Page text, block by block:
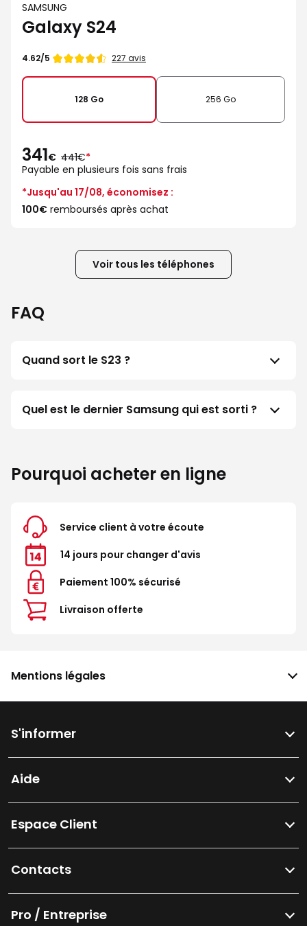
SAMSUNG
Galaxy S24
Note
4.62/5 227 avis
128 Go 256 Go
341€ au
lieu
de
441€*
Payable en plusieurs fois sans frais
*Jusqu'au 17/08, économisez :
100€ remboursés après achat
Voir tous les téléphones
FAQ
Quand sort le S23 ?
Quel est le dernier Samsung qui est sorti ?
Pourquoi acheter en ligne
Service client à votre écoute
14 jours pour changer d'avis
Paiement 100% sécurisé
Livraison offerte
Mentions légales
S'informer
Aide
Espace Client
Contacts
Pro / Entreprise